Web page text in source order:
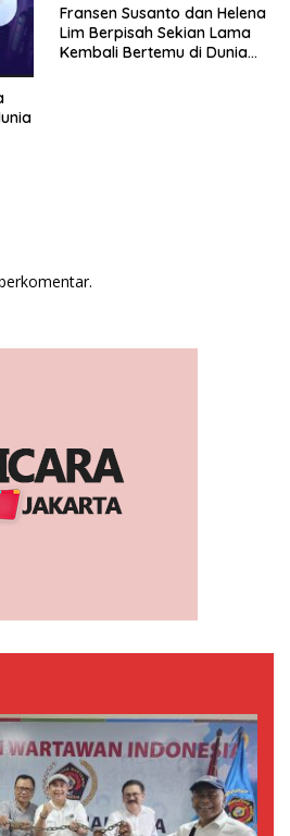
Fransen Susanto dan Helena
Lim Berpisah Sekian Lama
Kembali Bertemu di Dunia